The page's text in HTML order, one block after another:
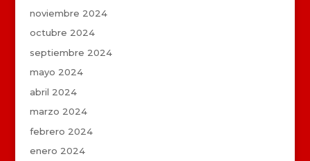
noviembre 2024
octubre 2024
septiembre 2024
mayo 2024
abril 2024
marzo 2024
febrero 2024
enero 2024